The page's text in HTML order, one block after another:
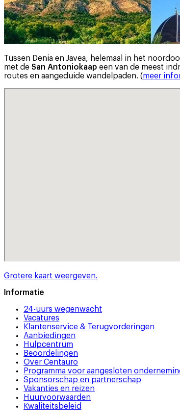
Tussen Denia en Javea, helemaal in het
met de San Antoniokaap een van de meest
routes en aangeduide wandelpaden. (meer
Grotere kaart weergeven.
Informatie
24-uurs wegenwacht
Vacatures
Klantenservice & Terugvorderingen
Aanbiedingen
Hulpcentrum
Beoordelingen
Over Centauro
Programma voor aangesloten
Sponsorschap en partnerschap
Vakanties en reizen
Huurvoorwaarden
Kwaliteitsbeleid